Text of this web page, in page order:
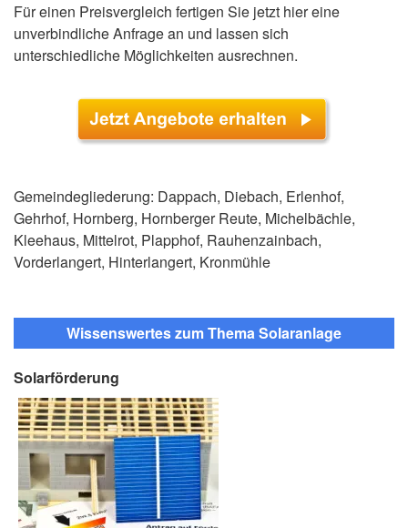
Für einen Preisvergleich fertigen Sie jetzt hier eine
unverbindliche Anfrage an und lassen sich
unterschiedliche Möglichkeiten ausrechnen.
Gemeindegliederung: Dappach, Diebach, Erlenhof,
Gehrhof, Hornberg, Hornberger Reute, Michelbächle,
Kleehaus, Mittelrot, Plapphof, Rauhenzainbach,
Vorderlangert, Hinterlangert, Kronmühle
Wissenswertes zum Thema Solaranlage
Solarförderung